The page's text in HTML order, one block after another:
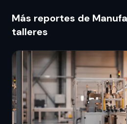
Más reportes de
talleres